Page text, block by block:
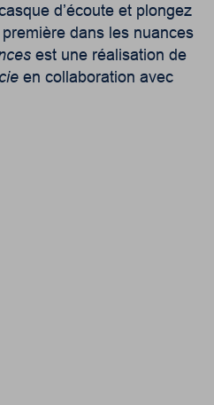
d’écoute et plongez
dans les nuances
est une réalisation de
en collaboration avec